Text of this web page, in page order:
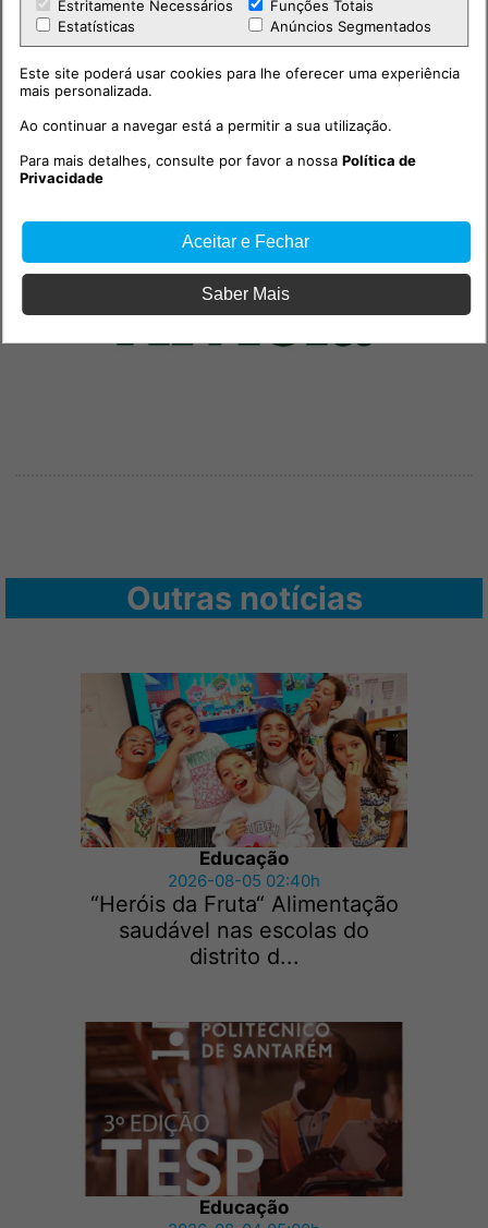
Outras notícias
Educação
2026-08-05 02:40h
“Heróis da Fruta“ Alimentação
saudável nas escolas do
distrito d...
Educação
Estritamente Necessários
Funções Totais
Estatísticas
Anúncios Segmentados
Este site poderá usar cookies para lhe oferecer uma experiência
mais personalizada.
Ao continuar a navegar está a permitir a sua utilização.
Para mais detalhes, consulte por favor a nossaPolítica de
Privacidade
Aceitar e Fechar
Saber Mais